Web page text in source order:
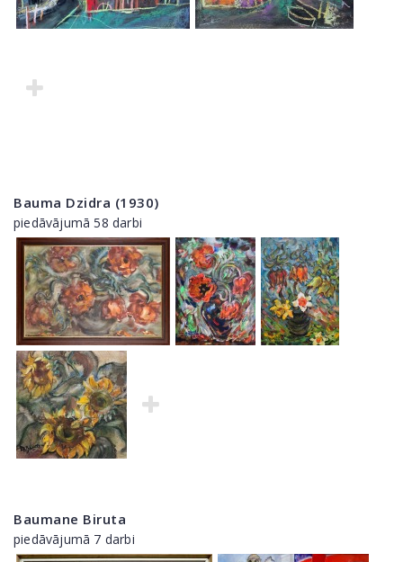
Bauma Dzidra (1930)
piedāvājumā 58 darbi
Baumane Biruta
piedāvājumā 7 darbi